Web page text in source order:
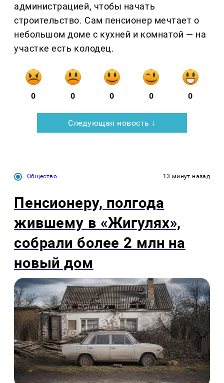
администрацией, чтобы начать
строительство. Сам пенсионер мечтает о
небольшом доме с кухней и комнатой — на
участке есть колодец.
0 0 0 0 0
Следующая новость ↓
Общество 13 минут назад
Пенсионеру, полгода
жившему в «Жигулях»,
собрали более 2 млн на
новый дом